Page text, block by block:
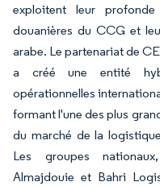
exploitent leur
douanières du CCG et
arabe. Le partenariat de
a créé une entité
opérationnelles
formant l'une des plus
du marché de la
Les groupes
Almajdouie et Bahri